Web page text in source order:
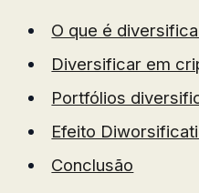
O que é
Diversificar em
Portfólios
Efeito
Conclusão